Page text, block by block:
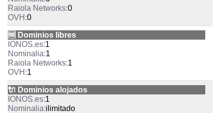
0
0
🆓 Dominios libres
1
1
1
1
🔌 Dominios alojados
1
ilimitado